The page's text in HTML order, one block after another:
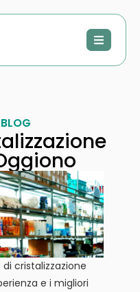
cristalizzazione
e i migliori